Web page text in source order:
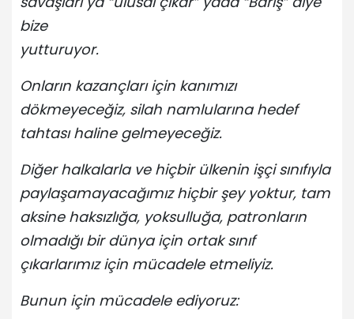
bize
yutturuyor.
Onların kazançları için kanımızı
dökmeyeceğiz, silah namlularına hedef
tahtası haline gelmeyeceğiz.
Diğer halkalarla ve hiçbir ülkenin işçi sınıfıyla
paylaşamayacağımız hiçbir şey yoktur, tam
aksine haksızlığa, yoksulluğa, patronların
olmadığı bir dünya için ortak sınıf
çıkarlarımız için mücadele etmeliyiz.
Bunun için mücadele ediyoruz: